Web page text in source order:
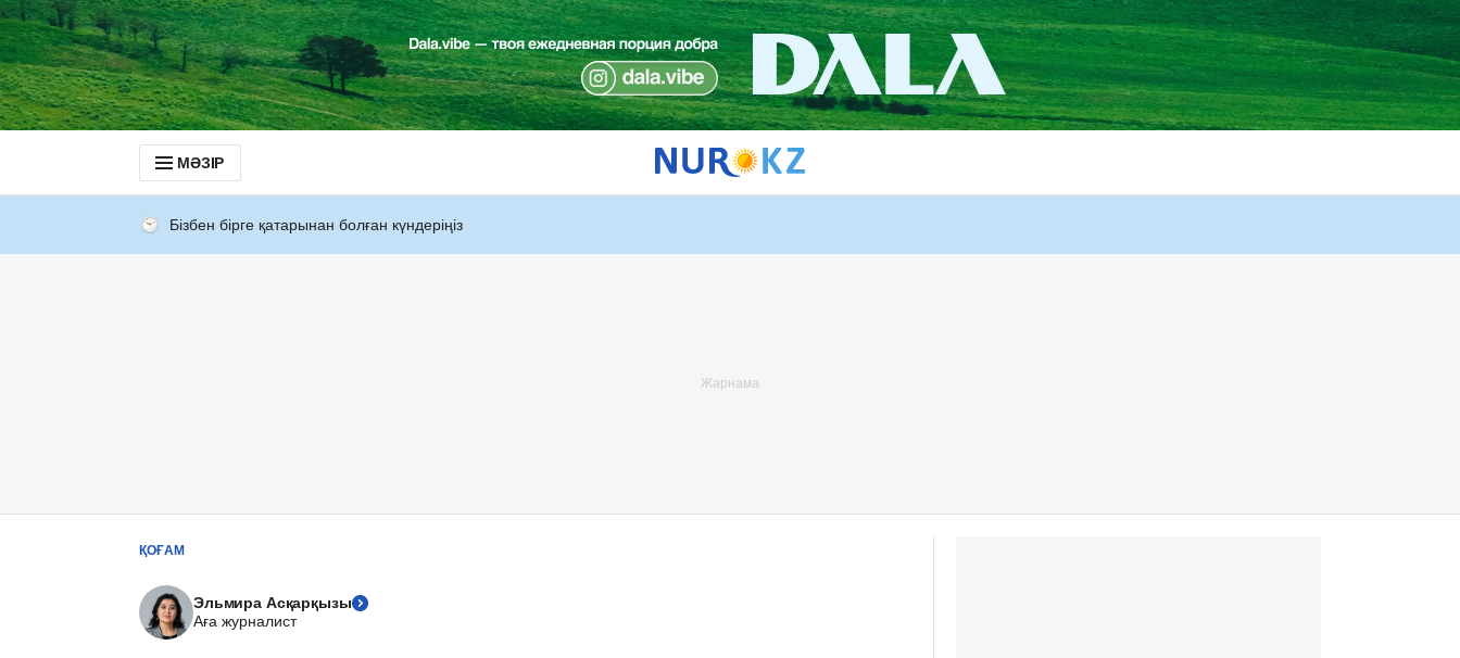
МӘЗІР
Бізбен бірге қатарынан болған күндеріңіз
ҚОҒАМ
Эльмира Асқарқызы
Аға журналист